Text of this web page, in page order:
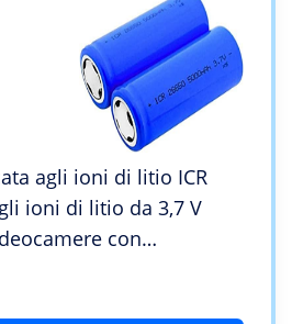
agli ioni di litio ICR
ioni di litio da 3,7 V
con
LED – 2 pezzi